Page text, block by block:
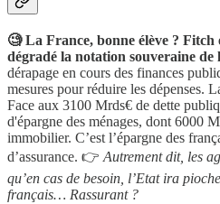
🧐 La France, bonne élève ? Fitch
dégradé la notation souveraine de
dérapage en cours des finances
mesures pour réduire les dépenses.
Face aux 3100 Mrds€ de dette
d'épargne des ménages, dont 6000
immobilier. C’est l’épargne des
d’assurance. 👉 Autrement dit, les
qu’en cas de besoin, l’Etat ira
français… Rassurant ?